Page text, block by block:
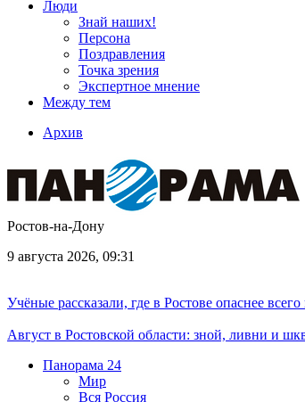
Люди
Знай наших!
Персона
Поздравления
Точка зрения
Экспертное мнение
Между тем
Архив
Ростов-на-Дону
9 августа 2026, 09:31
Учёные рассказали, где в Ростове опаснее
Август в Ростовской области: зной, ливни и
Панорама 24
Мир
Вся Россия